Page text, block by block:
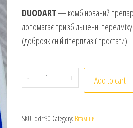
DUODART— комбінований
допомагає при збільшенні
(доброякісній гіперплазії простати)
- Duodart Дуодарт
+ Add to cart
SKU: ddrt30 Category: Вітаміни